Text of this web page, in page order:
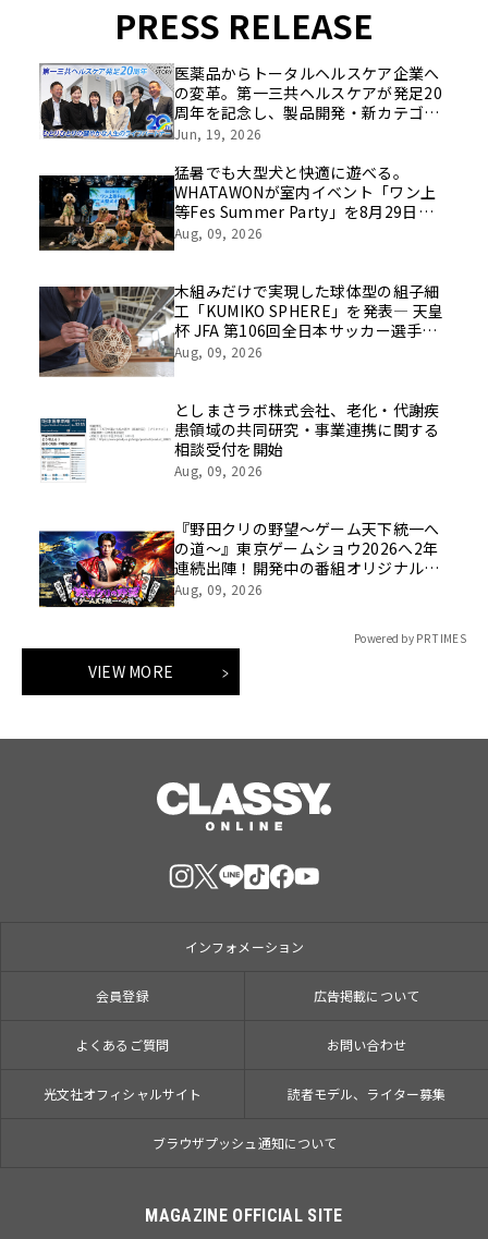
PRESS RELEASE
医薬品からトータルヘルスケア企業へ
の変革。第一三共ヘルスケアが発足20
周年を記念し、製品開発・新カテゴリ
挑戦の舞台や旧社統合時のエピソード
像を公開！
Jun, 19, 2026
猛暑でも大型犬と快適に遊べる。
WHATAWONが室内イベント「ワン上
等Fes Summer Party」を8月29日開
催
Aug, 09, 2026
木組みだけで実現した球体型の組子細
工「KUMIKO SPHERE」を発表― 天皇
杯 JFA 第106回全日本サッカー選手権
大会の公式ビジュアルにも採用 ―
Aug, 09, 2026
としまさラボ株式会社、老化・代謝疾
患領域の共同研究・事業連携に関する
相談受付を開始
Aug, 09, 2026
『野田クリの野望～ゲーム天下統一へ
の道～』東京ゲームショウ2026へ2年
連続出陣！開発中の番組オリジナルゲ
ームを世界最速体験！失敗したら即
Aug, 09, 2026
Powered by PR TIMES
VIEW MORE
インフォメーション
会員登録 広告掲載について
よくあるご質問 お問い合わせ
光文社オフィシャルサイト 読者モデル、ライター募集
ブラウザプッシュ通知について
MAGAZINE OFFICIAL SITE